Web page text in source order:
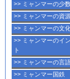
>> ミャンマーの少
>> ミャンマーの資
>> ミャンマーの文
>> ミャンマーのイ
ト
>> ミャンマーの言
>> ミャンマー国鉄